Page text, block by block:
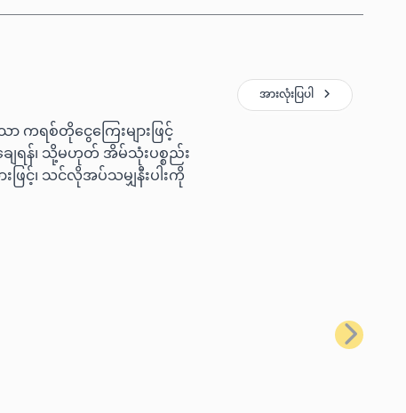
ကရစ်တိုငွေကြေးများဖြင့်
ေရန်၊ သို့မဟုတ် အိမ်သုံးပစ္စည်း
ြင့်၊ သင်လိုအပ်သမျှနီးပါးကို
အားလုံးပြပါ
နောက်တစ်